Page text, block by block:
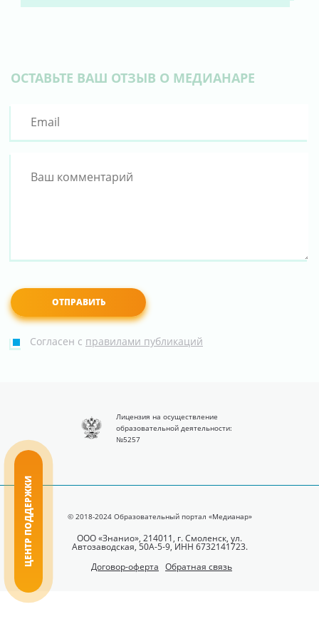
ОСТАВЬТЕ ВАШ ОТЗЫВ О МЕДИАНАРЕ
Согласен с правилами публикаций
Лицензия на осуществление
образовательной деятельности:
№5257
© 2018-2024 Образовательный портал «Медианар»
ООО «Знанио», 214011, г. Смоленск, ул.
Автозаводская, 50А-5-9, ИНН 6732141723.
Договор-оферта Обратная связь
ЦЕНТР ПОДДЕРЖКИ